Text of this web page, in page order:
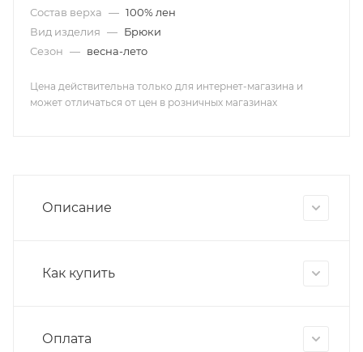
Состав верха — 100% лен
Вид изделия — Брюки
Сезон — весна-лето
Цена действительна только для интернет-магазина и
может отличаться от цен в розничных магазинах
Описание
Как купить
Оплата